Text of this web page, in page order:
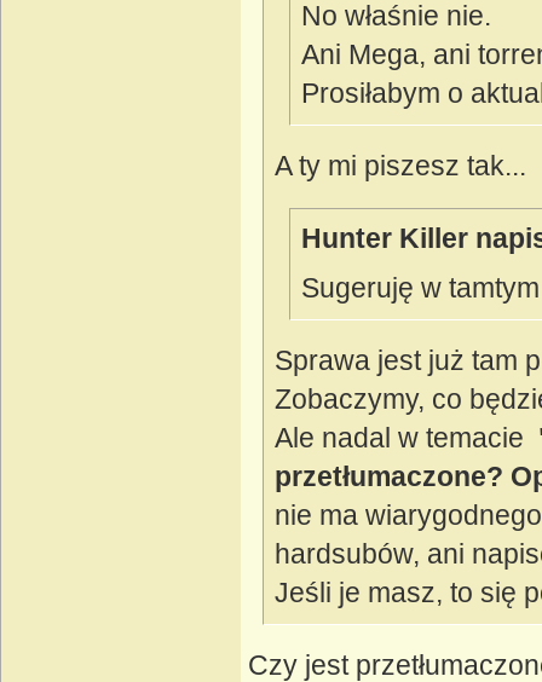
No właśnie nie.
Ani Mega, ani
Prosiłabym o
A ty mi piszesz tak...
Hunter Killer
Sugeruję w
Sprawa jest już tam
Zobaczymy, co
Ale nadal w temacie
przetłumaczone?
nie ma
hardsubów, ani
Jeśli je masz, to się
Czy jest